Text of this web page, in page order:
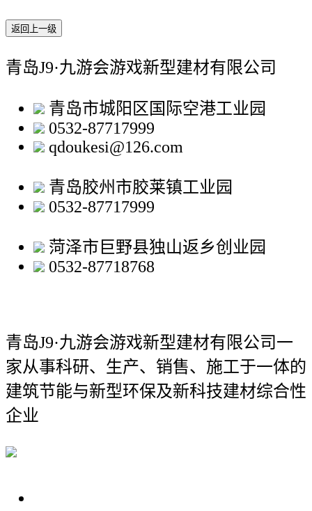
返回上一级
青岛J9·九游会游戏新型建材有限公司
青岛市城阳区国际空港工业园
0532-87717999
qdoukesi@126.com
青岛胶州市胶莱镇工业园
0532-87717999
菏泽市巨野县独山返乡创业园
0532-87718768
青岛J9·九游会游戏新型建材有限公司一
家从事科研、生产、销售、施工于一体的
建筑节能与新型环保及新科技建材综合性
企业